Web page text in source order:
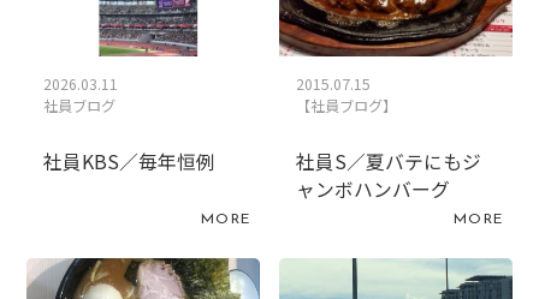
2026.03.11
社員ブログ
社員KBS／毎年恒例
MORE
2015.07.15
【社員ブログ】
社員S／夏バテにもジ
ャンボハンバーグ
MORE